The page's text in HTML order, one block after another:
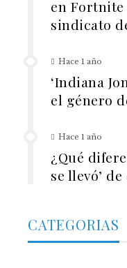
en
sindicato
Hace 1 año
‘Indiana
el género
Hace 1 año
¿Qué
se llevó’
CATEGORIAS